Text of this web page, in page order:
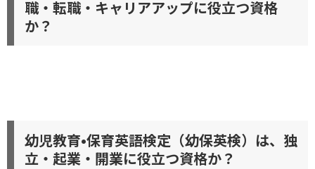
職・転職・キャリアアップに役立つ資格
か？
幼児教育•保育英語検定（幼保英検）は、独
立・起業・開業に役立つ資格か？